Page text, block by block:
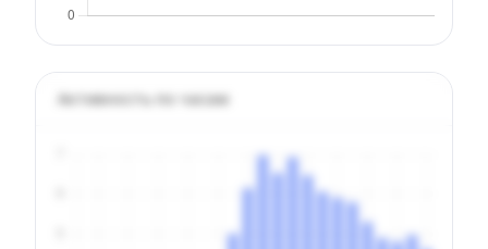
Активность по часам